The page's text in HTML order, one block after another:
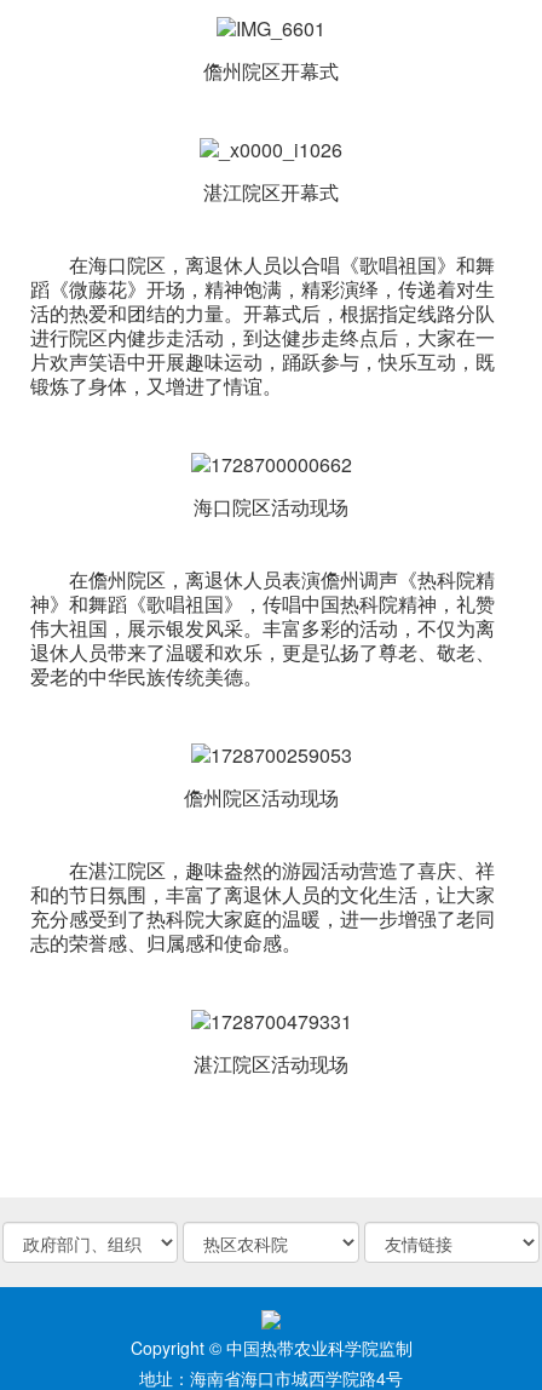
儋州院区开幕式
湛江院区开幕式
在海口院区，离退休人员以合唱《歌唱祖国》和舞
蹈《微藤花》开场，精神饱满，精彩演绎，传递着对生
活的热爱和团结的力量。开幕式后，根据指定线路分队
进行院区内健步走活动，到达健步走终点后，大家在一
片欢声笑语中开展趣味运动，踊跃参与，快乐互动，既
锻炼了身体，又增进了情谊。
海口院区活动现场
在儋州院区，离退休人员表演儋州调声《热科院精
神》和舞蹈《歌唱祖国》，传唱中国热科院精神，礼赞
伟大祖国，展示银发风采。丰富多彩的活动，不仅为离
退休人员带来了温暖和欢乐，更是弘扬了尊老、敬老、
爱老的中华民族传统美德。
儋州院区活动现场
在湛江院区，趣味盎然的游园活动营造了喜庆、祥
和的节日氛围，丰富了离退休人员的文化生活，让大家
充分感受到了热科院大家庭的温暖，进一步增强了老同
志的荣誉感、归属感和使命感。
湛江院区活动现场
Copyright © 中国热带农业科学院监制
地址：海南省海口市城西学院路4号